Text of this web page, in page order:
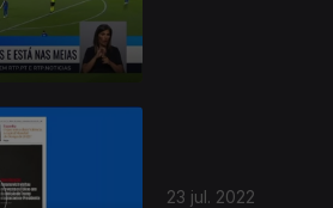
23 jul. 2022